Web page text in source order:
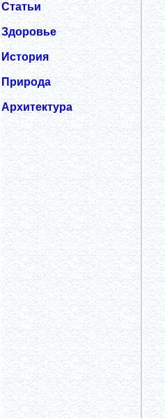
Статьи
Здоровье
История
Природа
Архитектура